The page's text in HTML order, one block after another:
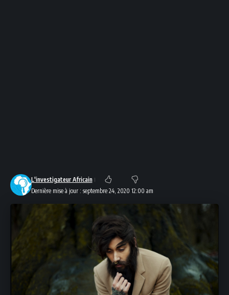
Dernière mise à jour : septembre 24, 2020 12:00 am
L'investigateur Africain